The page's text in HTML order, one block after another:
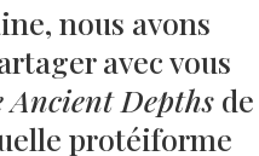
nous avons
avec vous
Ancient Depths de
protéiforme